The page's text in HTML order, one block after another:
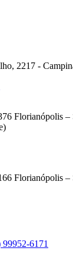
2217 -
Florianópolis –
Florianópolis –
99952-6171